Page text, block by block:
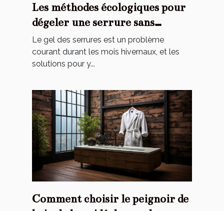
Les méthodes écologiques pour
dégeler une serrure sans
endommager l'environnement
Le gel des serrures est un problème
courant durant les mois hivernaux, et les
solutions pour y...
Comment choisir le peignoir de